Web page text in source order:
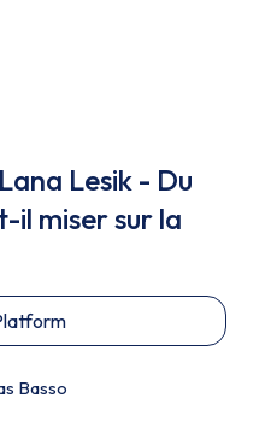
Lesik - Du
il miser sur la
Basso